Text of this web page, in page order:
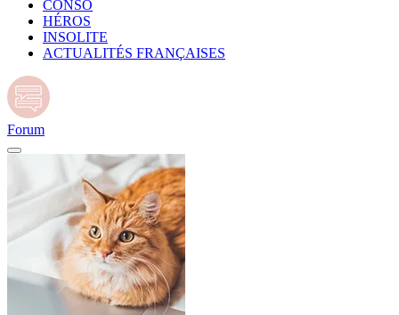
CONSO
HÉROS
INSOLITE
ACTUALITÉS FRANÇAISES
Forum